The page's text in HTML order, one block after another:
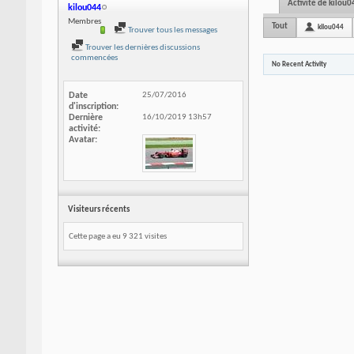
kilou044
Membres
Trouver tous les messages
Trouver les dernières discussions
commencées
Date
d'inscription
25/07/2016
Dernière
activité
16/10/2019 13h57
Avatar
Visiteurs récents
Cette page a eu 9 321 visites
Activité de
Tout kilou044
No Recent Activity